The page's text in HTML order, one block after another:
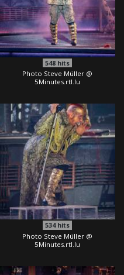
548 hits
Photo Steve Müller @
5Minutes.rtl.lu
534hits
Photo Steve Müller @
5Minutes.rtl.lu